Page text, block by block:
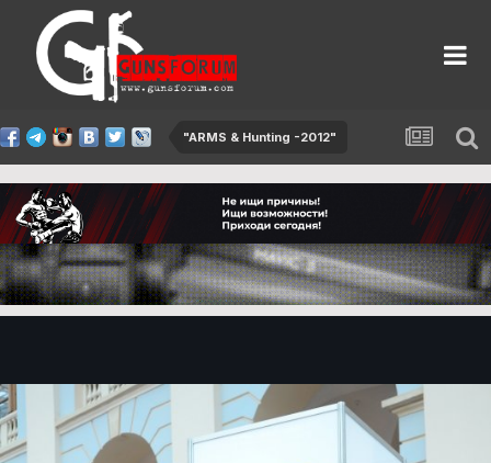
"ARMS & Hunting -2012"